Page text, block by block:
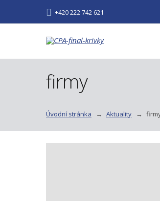
+420 222 742 621
firmy
Úvodní stránka Aktuality